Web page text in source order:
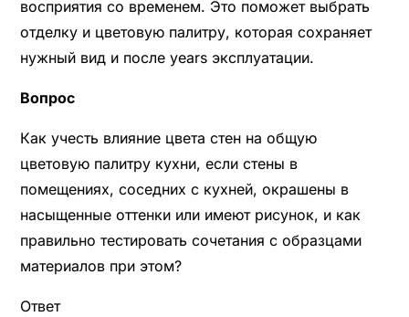
восприятия со временем. Это поможет выбрать
отделку и цветовую палитру, которая сохраняет
нужный вид и после years эксплуатации.
Вопрос
Как учесть влияние цвета стен на общую
цветовую палитру кухни, если стены в
помещениях, соседних с кухней, окрашены в
насыщенные оттенки или имеют рисунок, и как
правильно тестировать сочетания с образцами
материалов при этом?
Ответ